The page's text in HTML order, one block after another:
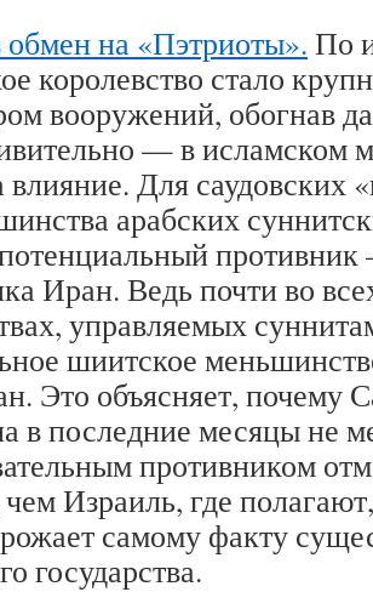
на «Пэтриоты». По
королевство стало
вооружений, обогнав
— в исламском
влияние. Для саудовских
арабских
противник
Иран. Ведь почти во
управляемых
шиитское
Это объясняет, почему
в последние месяцы не
противником
Израиль, где
самому факту
государства.